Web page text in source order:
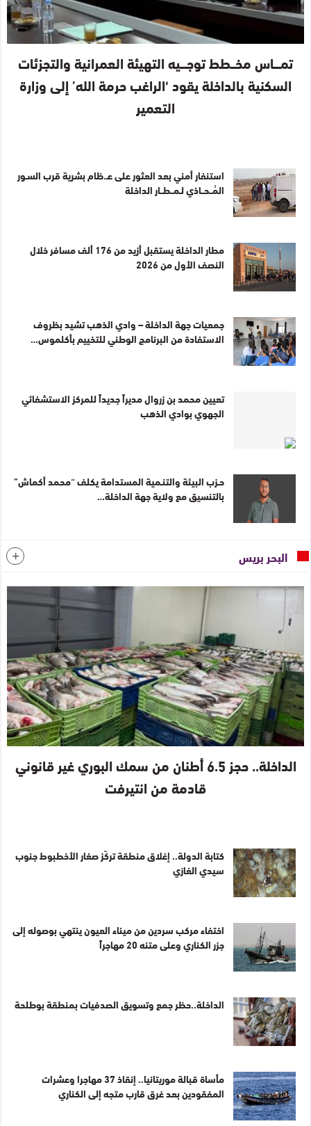
تمـــاس مخــطط توجـــيه التهيئة العمرانية والتجزئات
السكنية بالداخلة يقود ‘الراغب حرمة الله’ إلى وزارة
التعمير
استنفار أمني بعد العثور على عـ.ظام بشرية قرب السـور
المُــحــاذي لـمــطــار الداخلة
مطار الداخلة يستقبل أزيد من 176 ألف مسافر خلال
النصف الأول من 2026
جمعيات جهة الداخلة – وادي الذهب تشيد بظروف
الاستفادة من البرنامج الوطني للتخييم بأكلموس…
تعيين محمد بن زروال مديراً جديداً للمركز الاستشفائي
الجهوي بوادي الذهب
حـزب البيئة والتنـمية المستدامة يكلف “محمد أكماش”
بالتنسيق مع ولاية جهة الداخلة…
البحر بريس
الداخلة.. حجز 6.5 أطنان من سمك البوري غير قانوني
قادمة من انتيرفت
كتابة الدولة.. إغلاق منطقة تركّز صغار الأخطبوط جنوب
سيدي الغازي
اختفاء مركب سردين من ميناء العيون ينتهي بوصوله إلى
جزر الكناري وعلى متنه 20 مهاجراً
الداخلة..حظر جمع وتسويق الصدفيات بمنطقة بوطلحة
مأساة قبالة موريتانيا.. إنقاذ 37 مهاجرا وعشرات
المفقودين بعد غرق قارب متجه إلى الكناري